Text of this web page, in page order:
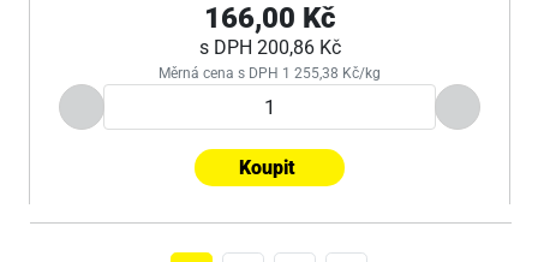
166,00 Kč
s DPH 200,86 Kč
Měrná cena s DPH 1 255,38 Kč/kg
Koupit